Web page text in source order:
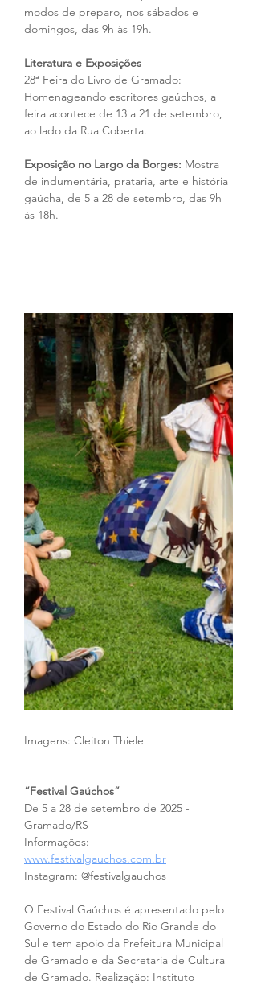
modos de preparo, nos sábados e
domingos, das 9h às 19h.
Literatura e Exposições
28ª Feira do Livro de Gramado:
Homenageando escritores gaúchos, a
feira acontece de 13 a 21 de setembro,
ao lado da Rua Coberta.
Exposição no Largo da Borges: Mostra
de indumentária, prataria, arte e história
gaúcha, de 5 a 28 de setembro, das 9h
às 18h.
Imagens: Cleiton Thiele
“Festival Gaúchos”
De 5 a 28 de setembro de 2025 -
Gramado/RS
Informações:
www.festivalgauchos.com.br
Instagram: @festivalgauchos
O Festival Gaúchos é apresentado pelo
Governo do Estado do Rio Grande do
Sul e tem apoio da Prefeitura Municipal
de Gramado e da Secretaria de Cultura
de Gramado. Realização: Instituto